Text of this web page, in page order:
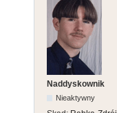
Naddyskownik
Nieaktywny